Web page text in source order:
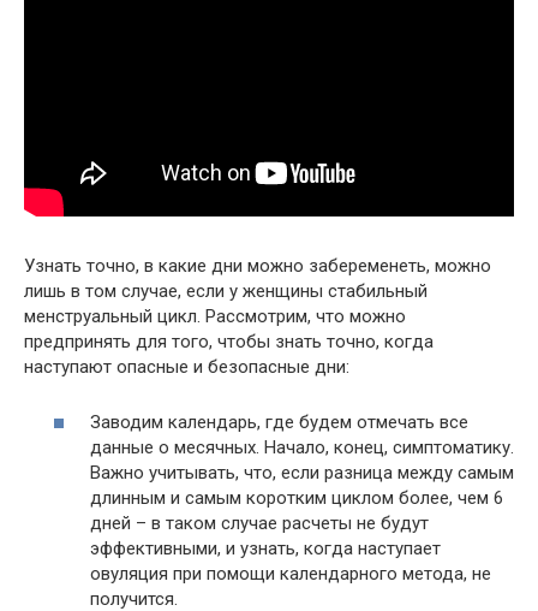
Узнать точно, в какие дни можно забеременеть, можно
лишь в том случае, если у женщины стабильный
менструальный цикл. Рассмотрим, что можно
предпринять для того, чтобы знать точно, когда
наступают опасные и безопасные дни:
Заводим календарь, где будем отмечать все
данные о месячных. Начало, конец, симптоматику.
Важно учитывать, что, если разница между самым
длинным и самым коротким циклом более, чем 6
дней – в таком случае расчеты не будут
эффективными, и узнать, когда наступает
овуляция при помощи календарного метода, не
получится.